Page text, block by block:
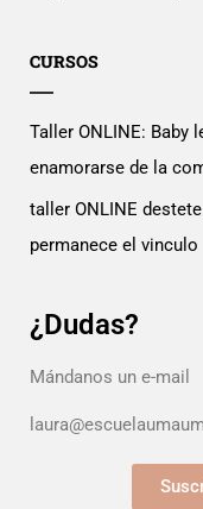
CURSOS
Taller ONLINE: Baby
enamorarse de la
taller ONLINE
permanece el vinculo
¿Dudas?
Mándanos un e-mail